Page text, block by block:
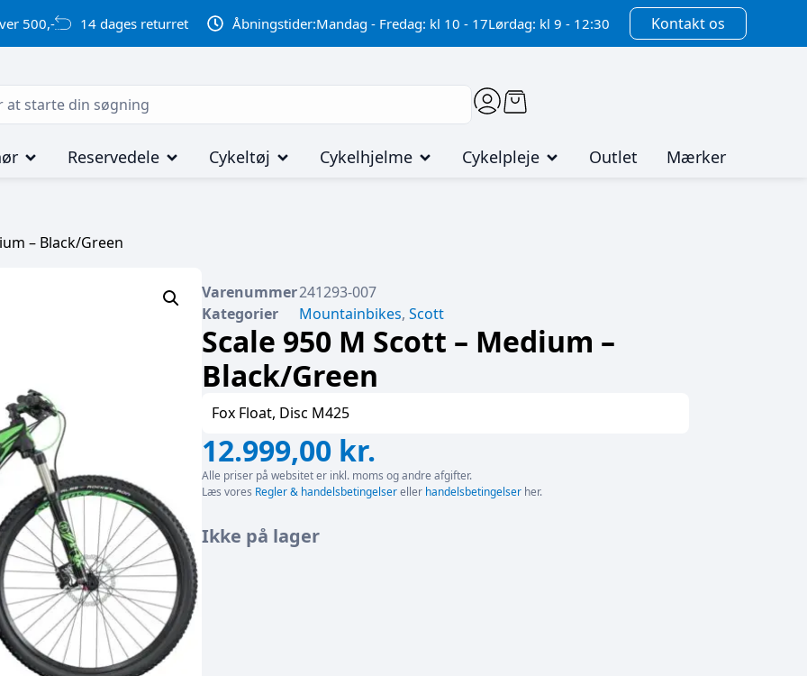
500,- 14 dages returret Åbningstider:Mandag - Fredag: kl 10 - 17Lørdag: kl 9 - 12:30 Kontakt os
Reservedele Cykeltøj Cykelhjelme Cykelpleje Outlet Mærker
– Black/Green
Varenummer241293-007
Kategorier
Mountainbikes, Scott
Scale 950 M Scott – Medium –
Black/Green
Fox Float, Disc M425
12.999,00 kr.
Alle priser på websitet er inkl. moms og andre afgifter.
Læs vores Regler & handelsbetingelsereller handelsbetingelser her.
Ikke på lager